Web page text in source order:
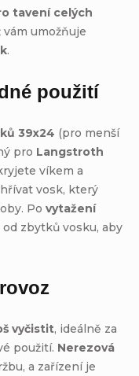
tavení celých
vám umožňuje
.
použití
39x24 (pro menší
pro Langstroth
víkem a
vosk, který
Po vytažení
zbytků vosku, aby
vyčistit, ideálně za
použití. Nerezová
a zařízení je